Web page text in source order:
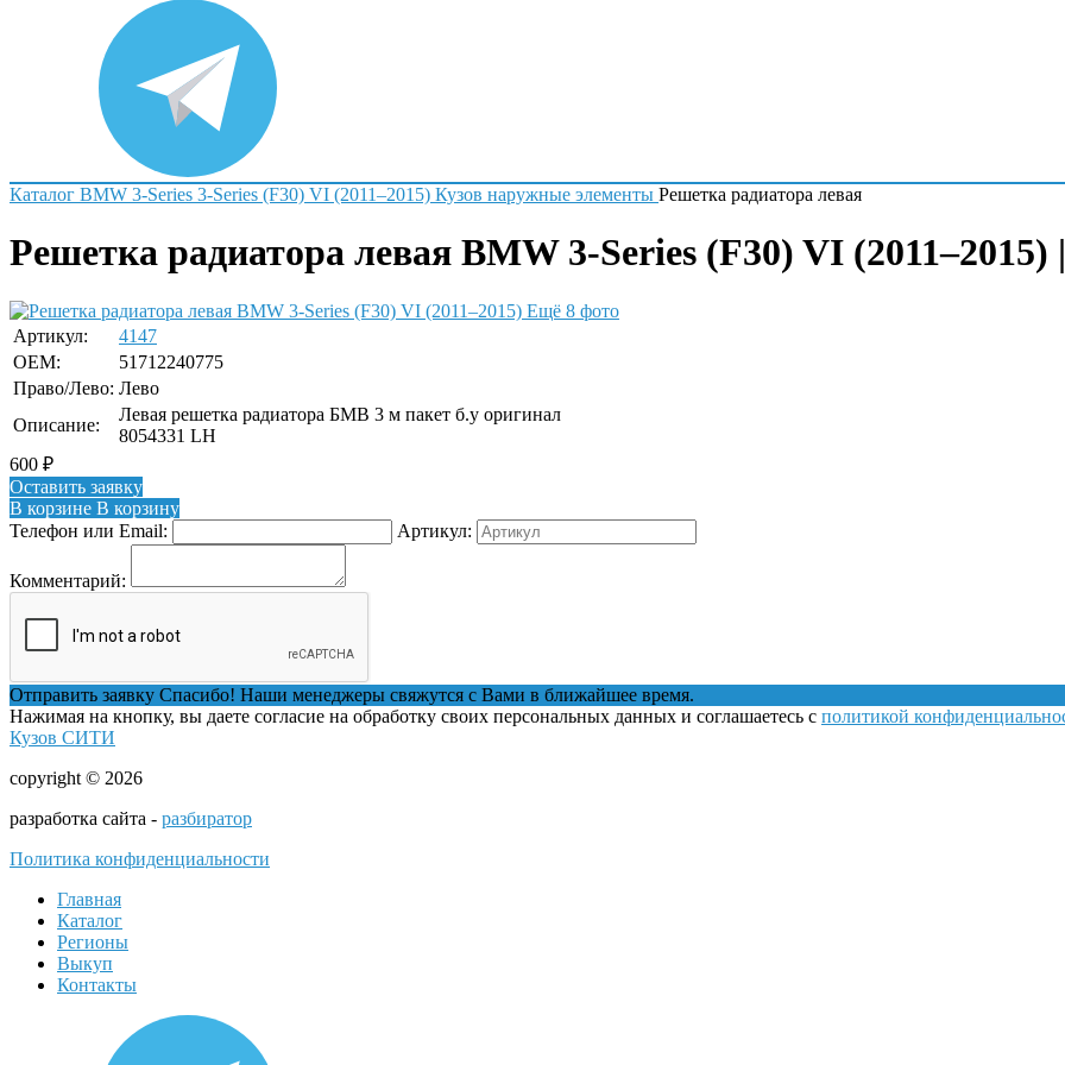
Каталог BMW 3-Series 3-Series (F30) VI (2011–2015) Кузов наружные элементы Решетка радиатора левая
Решетка радиатора левая BMW 3-Series (F30) VI (2011–2015)
Ещё 8 фото
Артикул:
4147
OEM:
51712240775
Право/Лево: Лево
Описание:
Левая решетка радиатора БМВ 3 м пакет б.у оригинал
8054331 LH
600 ₽
Оставить заявку
В корзине В корзину
Телефон или Email:
Артикул:
Комментарий:
Отправить заявку Спасибо! Наши менеджеры свяжутся с Вами в ближайшее время.
Нажимая на кнопку, вы даете согласие на обработку своих персональных данных и соглашаетесь с политикой
Кузов СИТИ
copyright © 2026
разработка сайта - разбиратор
Политика конфиденциальности
Главная
Каталог
Регионы
Выкуп
Контакты